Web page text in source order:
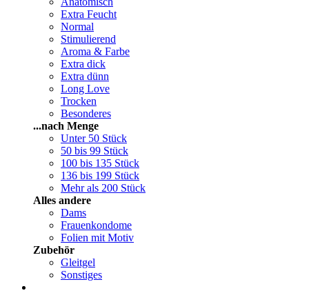
Extra Feucht
Normal
Stimulierend
Aroma & Farbe
Extra dick
Extra dünn
Long Love
Trocken
Besonderes
...nach Menge
Unter 50 Stück
50 bis 99 Stück
100 bis 135 Stück
136 bis 199 Stück
Mehr als 200 Stück
Alles andere
Dams
Frauenkondome
Folien mit Motiv
Zubehör
Gleitgel
Sonstiges